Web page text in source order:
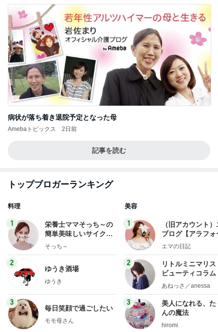
病状が落ち着き退院予定となった母
Amebaトピックス 2日前
記事を読む
トップブロガーランキング
料理
1
栄養士ママそっち～の
簡単美味しいサイクル
献立
そっち～
2
ゆうき酒場
ゆうき
3
毎日笑顔で過ごしたい
モモ母さん
美容
1
（旧アカウント
ブログ【アラフォ
社売却セカンドラ
エマの日記
2
リトルミニマリス
ビューティコラ
little
あねっさ／anessa
3
美人になれる、た
んの魔法
hiromi